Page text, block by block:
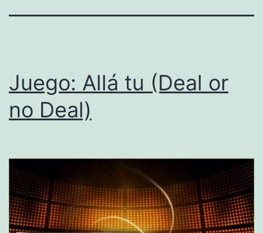
Juego: Allá tu (Deal or
no Deal)